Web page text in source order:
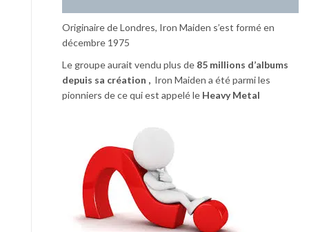
Originaire de Londres, Iron Maiden s’est formé en
décembre 1975
Le groupe aurait vendu plus de 85 millions d’albums
depuis sa création , Iron Maiden a été parmi les
pionniers de ce qui est appelé le Heavy Metal